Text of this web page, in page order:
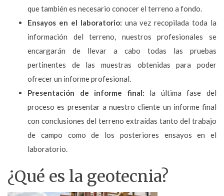
que también es necesario conocer el terreno a fondo.
Ensayos en el laboratorio: una vez recopilada toda la
información del terreno, nuestros profesionales se
encargarán de llevar a cabo todas las pruebas
pertinentes de las muestras obtenidas para poder
ofrecer un informe profesional.
Presentación de informe final: la última fase del
proceso es presentar a nuestro cliente un informe final
con conclusiones del terreno extraídas tanto del trabajo
de campo como de los posteriores ensayos en el
laboratorio.
¿Qué es la geotecnia?